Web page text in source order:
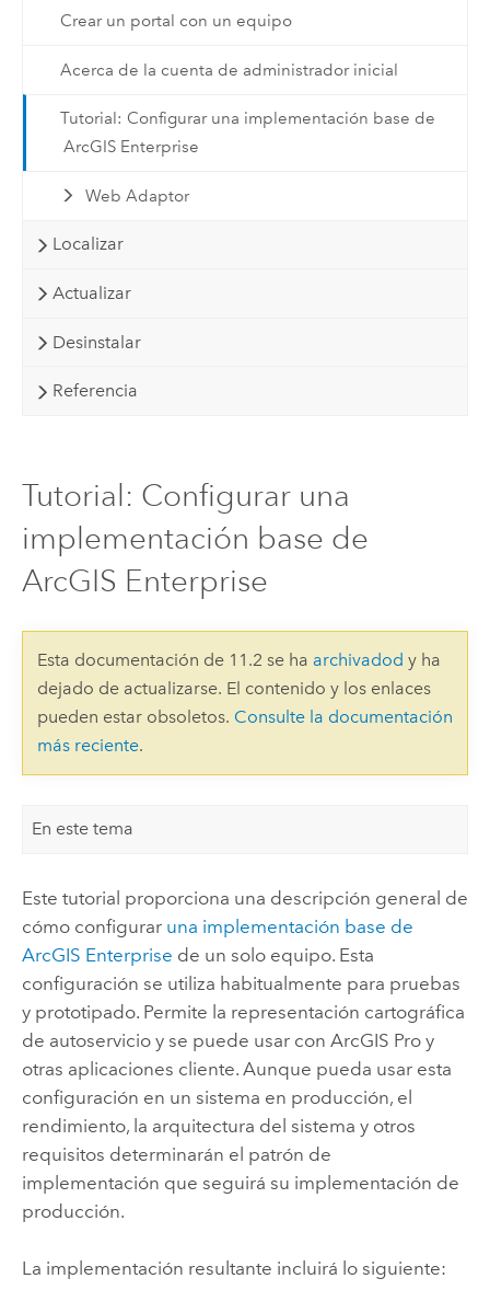
Crear un portal con un equipo
Acerca de la cuenta de administrador inicial
Tutorial: Configurar una implementación base de
ArcGIS Enterprise
Web Adaptor
Localizar
Actualizar
Desinstalar
Referencia
Tutorial: Configurar una
implementación base de
ArcGIS Enterprise
Esta documentación de 11.2 se ha archivadod y ha
dejado de actualizarse. El contenido y los enlaces
pueden estar obsoletos. Consulte la documentación
más reciente.
En este tema
Este tutorial proporciona una descripción general de
cómo configurar una implementación base de
ArcGIS Enterprise de un solo equipo. Esta
configuración se utiliza habitualmente para pruebas
y prototipado. Permite la representación cartográfica
de autoservicio y se puede usar con ArcGIS Proy
otras aplicaciones cliente. Aunque pueda usar esta
configuración en un sistema en producción, el
rendimiento, la arquitectura del sistema y otros
requisitos determinarán el patrón de
implementación que seguirá su implementación de
producción.
La implementación resultante incluirá lo siguiente: